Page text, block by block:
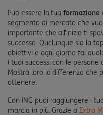
Può essere la tua formazione
segmento di mercato che
importante che all’inizio ti
successo. Qualunque sia la
obiettivi e ogni giorno fai
i tuoi successi con le
Mostra loro la differenza che
ottenere.
Con ING puoi raggiungere i
marcia in più. Grazie a Extra